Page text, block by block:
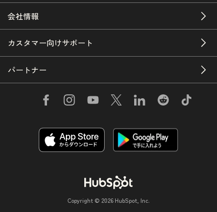
会社情報
カスタマー向けサポート
パートナー
Copyright © 2026 HubSpot, Inc.